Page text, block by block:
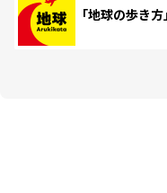
「地球の歩き